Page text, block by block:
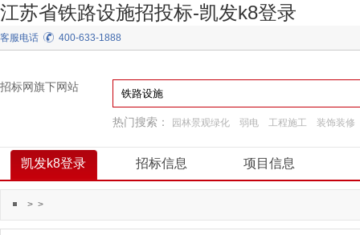
江苏省铁路设施招投标-凯发k8登录
客服电话 400-633-1888
招标网旗下网站
热门搜索： 园林景观绿化 弱电 工程施工
装饰装修
凯发k8登录 招标信息 项目信息
> >